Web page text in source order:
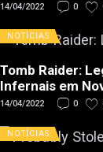
14/04/2022 0
NOTÍCIAS
Tomb Raider:
Infernais em
14/04/2022 0
NOTÍCIAS